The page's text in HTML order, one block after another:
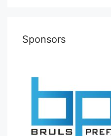
Sponsors